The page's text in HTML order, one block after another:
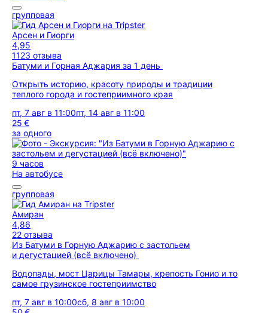
групповая
Арсен и Гиорги
4,95
1123 отзыва
Батуми и Горная Аджария за 1 день
Открыть историю, красоту природы и традиции
теплого города и гостеприимного края
пт, 7 авг в 11:00пт, 14 авг в 11:00
25 €
за одного
9 часов
На автобусе
групповая
Амиран
4,86
22 отзыва
Из Батуми в Горную Аджарию с застольем
и дегустацией (всё включено)
Водопады, мост Царицы Тамары, крепость Гонио и то
самое грузинское гостеприимство
пт, 7 авг в 10:00сб, 8 авг в 10:00